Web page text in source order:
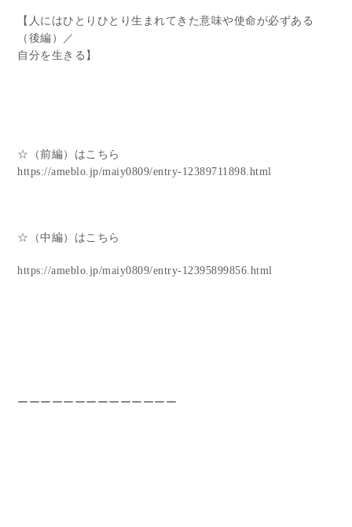
【人にはひとりひとり生まれてきた意味や使命が必ずある
（後編）／
自分を生きる】
☆（前編）はこちら
https://ameblo.jp/maiy0809/entry-12389711898.html
☆（中編）はこちら
https://ameblo.jp/maiy0809/entry-12395899856.html
ーーーーーーーーーーーーーー